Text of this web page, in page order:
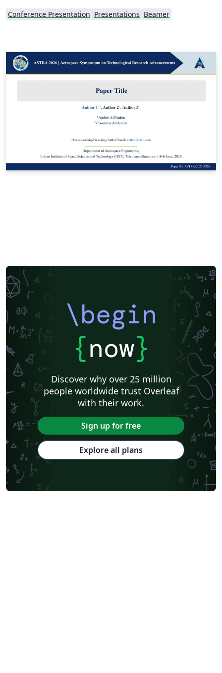
Conference Presentation Presentations Beamer
\begin
{now}
Discover why over 25 million
people worldwide trust Overleaf
with their work.
Sign up for free
Explore all plans